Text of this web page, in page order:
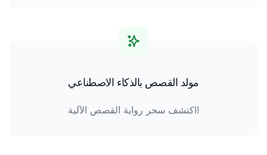
مولد القصص بالذكاء الاصطناعي
اكتشف سحر رواية القصص الآلية!